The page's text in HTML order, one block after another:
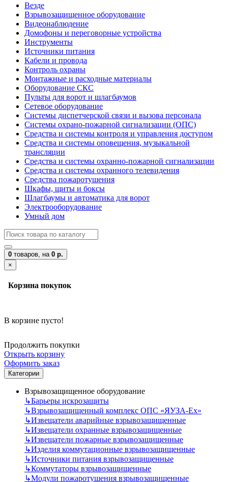
Везде
Взрывозащищенное оборудование
Видеонаблюдение
Домофоны и переговорные устройства
Инструменты
Источники питания
Кабели и провода
Контроль охраны
Монтажные и расходные материалы
Оборудование СКС
Пульты для ворот и шлагбаумов
Сетевое оборудование
Системы диспетчерской связи и вызова персонала
Системы охрано-пожарной сигнализации (ОПС)
Средства и системы контроля и управления доступом
Средства и системы оповещения, музыкальной
трансляции
Средства и системы охранно-пожарной сигнализации
Средства и системы охранного телевидения
Средства пожаротушения
Шкафы, щиты и боксы
Шлагбаумы и автоматика для ворот
Электрооборудование
Умный дом
0 товаров, на 0 р.
×
Корзина покупок
В корзине пусто!
Продолжить покупки
Открыть корзину
Оформить заказ
Категории
Взрывозащищенное оборудование
↳Барьеры искрозащиты
↳Взрывозащищенный комплекс ОПС «ЯУЗА-Ех»
↳Извещатели аварийные взрывозащищенные
↳Извещатели охранные взрывозащищенные
↳Извещатели пожарные взрывозащищенные
↳Изделия коммутационные взрывозащищенные
↳Источники питания взрывозащищенные
↳Коммутаторы взрывозащищенные
↳Модули пожаротушения взрывозащищенные